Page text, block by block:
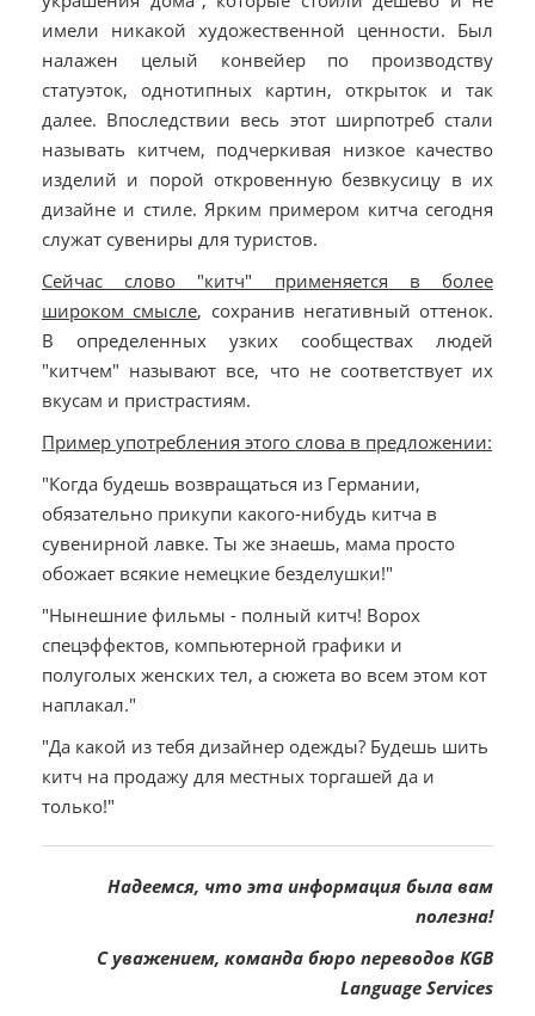
имели никакой художественной ценности. Был
налажен целый конвейер по производству
статуэток, однотипных картин, открыток и так
далее. Впоследствии весь этот ширпотреб стали
называть китчем, подчеркивая низкое качество
изделий и порой откровенную безвкусицу в их
дизайне и стиле. Ярким примером китча сегодня
служат сувениры для туристов.
Сейчас слово "китч" применяется в более
широком смысле, сохранив негативный оттенок.
В определенных узких сообществах людей
"китчем" называют все, что не соответствует их
вкусам и пристрастиям.
Пример употребления этого слова в предложении:
"Когда будешь возвращаться из Германии,
обязательно прикупи какого-нибудь китча в
сувенирной лавке. Ты же знаешь, мама просто
обожает всякие немецкие безделушки!"
"Нынешние фильмы - полный китч! Ворох
спецэффектов, компьютерной графики и
полуголых женских тел, а сюжета во всем этом кот
наплакал."
"Да какой из тебя дизайнер одежды? Будешь шить
китч на продажу для местных торгашей да и
только!"
Надеемся, что эта информация была вам
полезна!
С уважением, команда бюро переводов KGB
Language Services